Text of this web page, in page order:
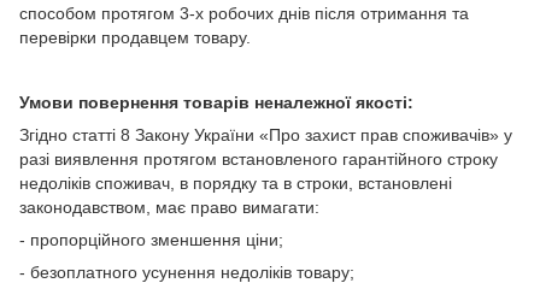
способом протягом 3-х робочих днів після отримання та
перевірки продавцем товару.
Умови повернення товарів неналежної якості:
Згідно статті 8 Закону України «Про захист прав споживачів» у
разі виявлення протягом встановленого гарантійного строку
недоліків споживач, в порядку та в строки, встановлені
законодавством, має право вимагати:
- пропорційного зменшення ціни;
- безоплатного усунення недоліків товару;